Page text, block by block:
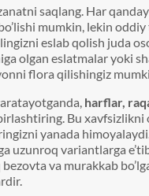
saqlang. Har
mumkin, lekin
eslab qolish juda
olgan eslatmalar yoki
flora qilishingiz
harflar,
Bu xavfsizlikni
yanada
uzunroq variantlarga
va murakkab